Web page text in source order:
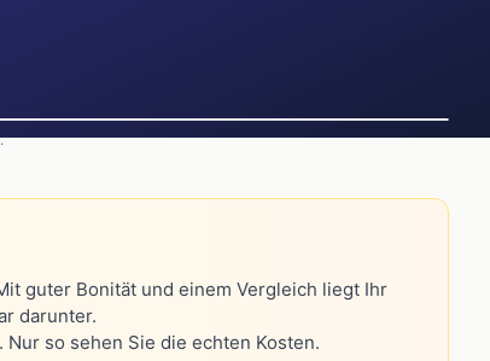
guter Bonität und einem Vergleich liegt Ihr
darunter.
Nur so sehen Sie die echten Kosten.